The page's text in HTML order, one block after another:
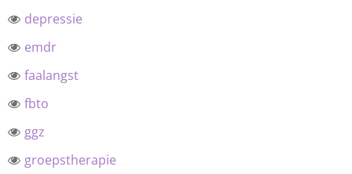
depressie
emdr
faalangst
fbto
ggz
groepstherapie